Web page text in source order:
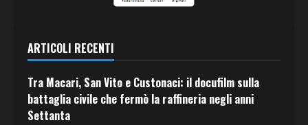
ARTICOLI RECENTI
Tra Macari, San Vito e Custonaci: il docufilm sulla
battaglia civile che fermò la raffineria negli anni
Settanta